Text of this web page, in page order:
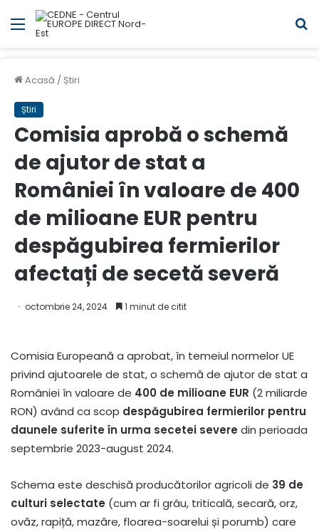
Meniul
Acasă / Știri
Știri
Comisia aprobă o schemă
de ajutor de stat a
României în valoare de 400
de milioane EUR pentru
despăgubirea fermierilor
afectați de secetă severă
octombrie 24, 2024 1 minut de citit
Comisia Europeană a aprobat, în temeiul normelor UE
privind ajutoarele de stat, o schemă de ajutor de stat a
României în valoare de 400 de milioane EUR (2 miliarde
RON) având ca scop despăgubirea fermierilor pentru
daunele suferite în urma secetei severedin perioada
septembrie 2023-august 2024.
Schema este deschisă producătorilor agricoli de 39 de
culturi selectate (cum ar fi grâu, triticală, secară, orz,
ovăz, rapiță, mazăre, floarea-soarelui și porumb) care